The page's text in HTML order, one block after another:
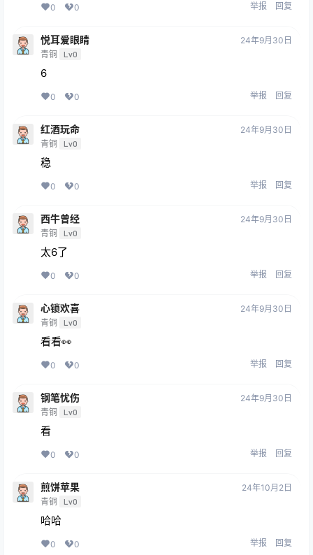
0 0 举报 回复
悦耳爱眼睛
青铜 Lv0
24年9月30日
6
0 0 举报 回复
红酒玩命
青铜 Lv0
24年9月30日
稳
0 0 举报 回复
西牛曾经
青铜 Lv0
24年9月30日
太6了
0 0 举报 回复
心锁欢喜
青铜 Lv0
24年9月30日
看看👀
0 0 举报 回复
钢笔忧伤
青铜 Lv0
24年9月30日
看
0 0 举报 回复
煎饼苹果
青铜 Lv0
24年10月2日
哈哈
0 0 举报 回复